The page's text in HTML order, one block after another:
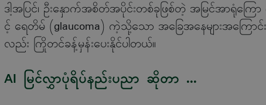
ဒါ့အပြင်၊ ဦးနှောက်အစိတ်အပိုင်းတစ်ခုဖြစ်တဲ့ အမြင်အာရုံကြော
င့် ရေတိမ် (glaucoma) ကဲ့သို့သော အခြေအနေများအကြောင်
လည်း ကြိုတင်ခန့်မှန်းပေးနိုင်ပါတယ်။
AI မြင်လွှာပုံရိပ်နည်းပညာ ဆိုတာ ...